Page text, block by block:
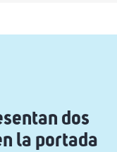
dos
la portada